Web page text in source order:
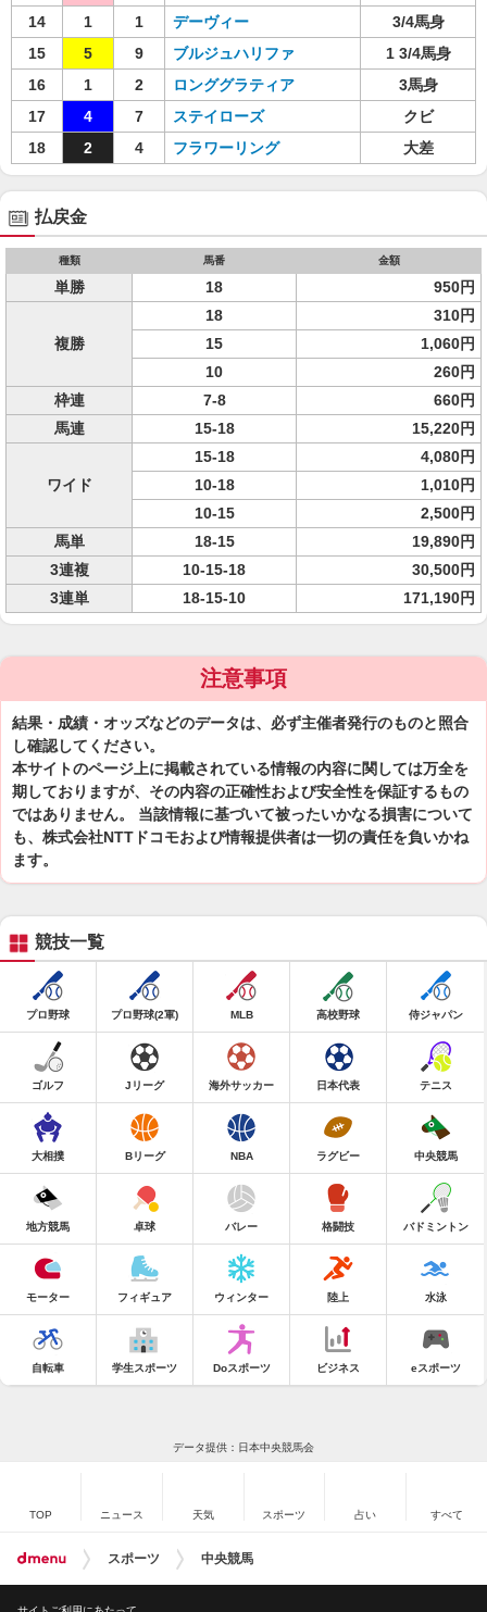
14
1 1 デーヴィー
3/4馬身
15
5 9 ブルジュハリファ
1 3/4馬身
16
1 2 ロンググラティア
3馬身
17
4 7 ステイローズ
クビ
18
2 4 フラワーリング 大差
払戻金
種類 馬番 金額
単勝 18 950円
複勝
18
310円
15
1,060円
10
260円
枠連
7-8
660円
馬連
15-18 15,220円
ワイド
15-18
4,080円
10-18
1,010円
10-15
2,500円
馬単
18-15
19,890円
3連複
10-15-18
30,500円
3連単
18-15-10 171,190円
注意事項
結果・成績・オッズなどのデータは、必ず主催者発行のものと照合
し確認してください。
本サイトのページ上に掲載されている情報の内容に関しては万全を
期しておりますが、その内容の正確性および安全性を保証するもの
ではありません。 当該情報に基づいて被ったいかなる損害について
も、株式会社NTTドコモおよび情報提供者は一切の責任を負いかね
ます。
競技一覧
プロ野球 プロ野球(2軍) MLB 高校野球 侍ジャパン
ゴルフ Jリーグ 海外サッカー 日本代表 テニス
大相撲 Bリーグ NBA ラグビー 中央競馬
地方競馬 卓球 バレー 格闘技 バドミントン
モーター フィギュア ウィンター 陸上 水泳
自転車 学生スポーツ Doスポーツ ビジネス eスポーツ
データ提供：日本中央競馬会
TOP ニュース 天気 スポーツ 占い すべて
スポーツ 中央競馬